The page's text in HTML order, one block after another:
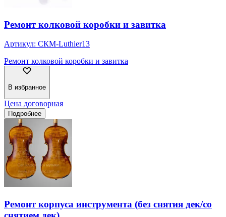
Ремонт колковой коробки и завитка
Артикул: СКМ-Luthier13
Ремонт колковой коробки и завитка
В избранное
Цена договорная
Подробнее
Ремонт корпуса инструмента (без снятия дек/со